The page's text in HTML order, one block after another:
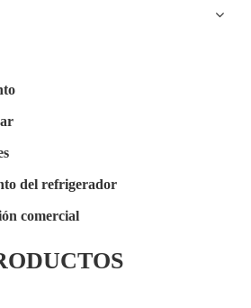
del refrigerador
comercial